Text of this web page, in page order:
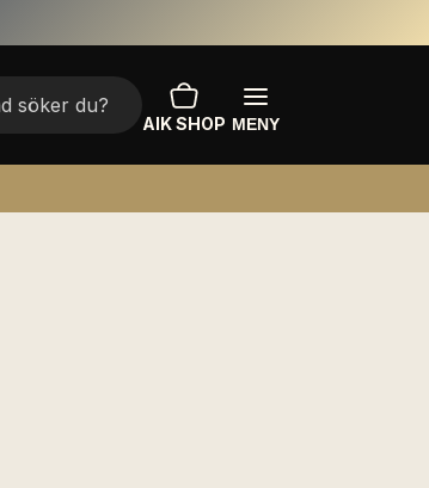
AIK SHOP MENY